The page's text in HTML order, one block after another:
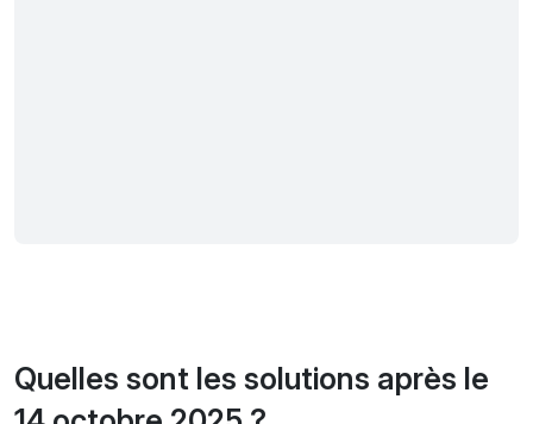
Quelles sont les solutions après le